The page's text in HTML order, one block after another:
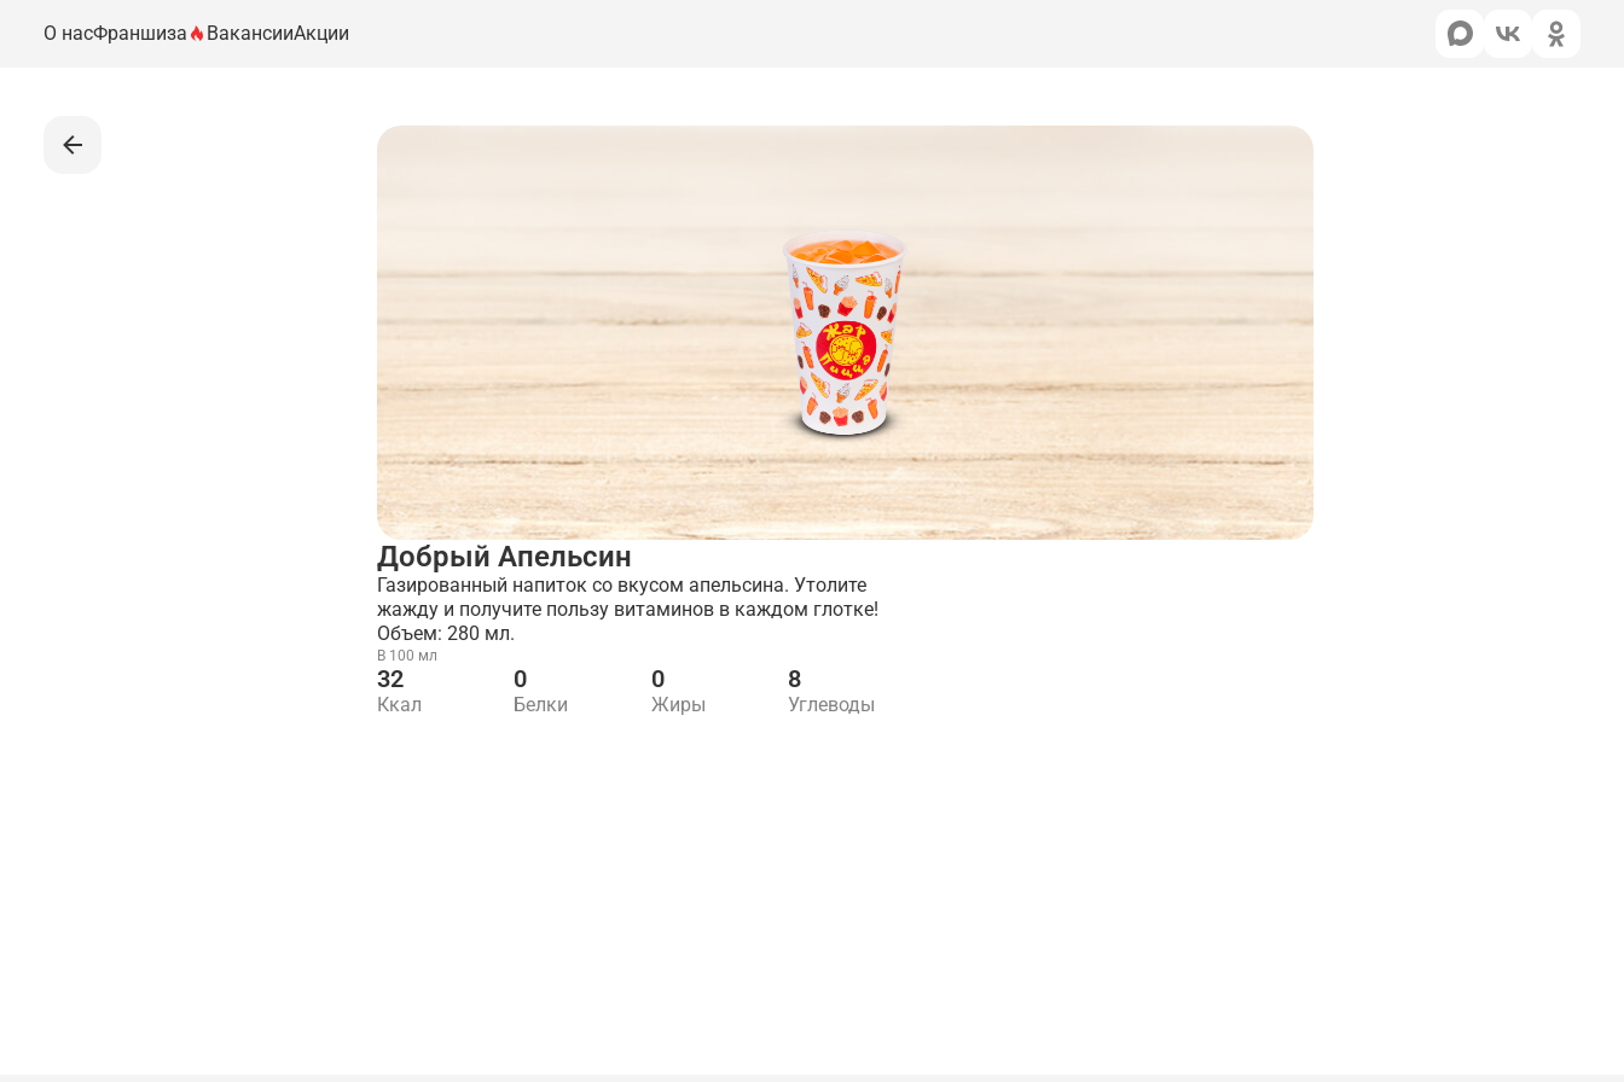
О насФраншиза ВакансииАкции
Добрый Апельсин
Газированный напиток со вкусом апельсина. Утолите
жажду и получите пользу витаминов в каждом глотке!
Объем: 280 мл.
В 100 мл
32
Ккал
0
Белки
0
Жиры
8
Углеводы